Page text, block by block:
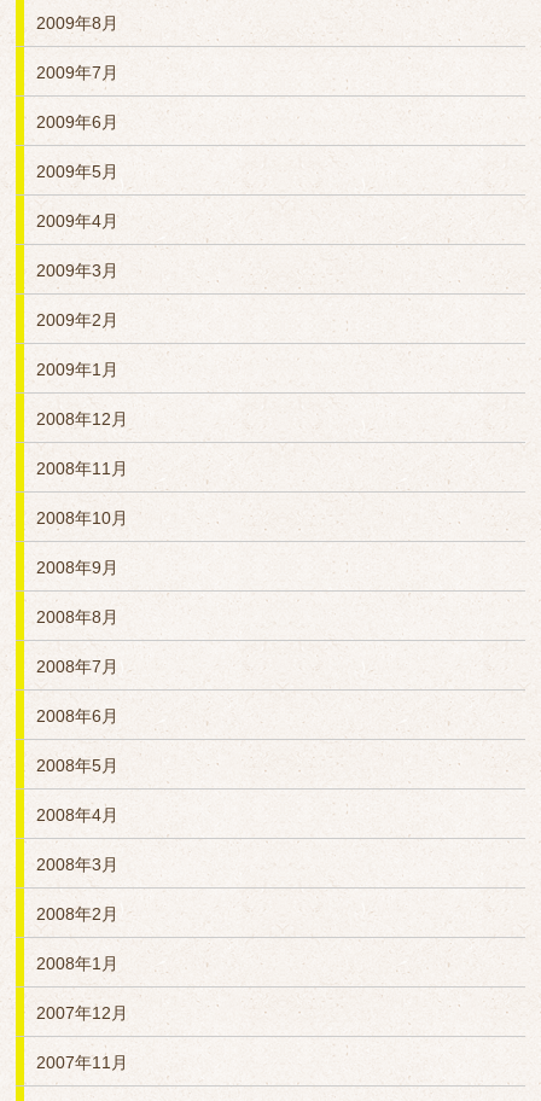
2009年8月
2009年7月
2009年6月
2009年5月
2009年4月
2009年3月
2009年2月
2009年1月
2008年12月
2008年11月
2008年10月
2008年9月
2008年8月
2008年7月
2008年6月
2008年5月
2008年4月
2008年3月
2008年2月
2008年1月
2007年12月
2007年11月